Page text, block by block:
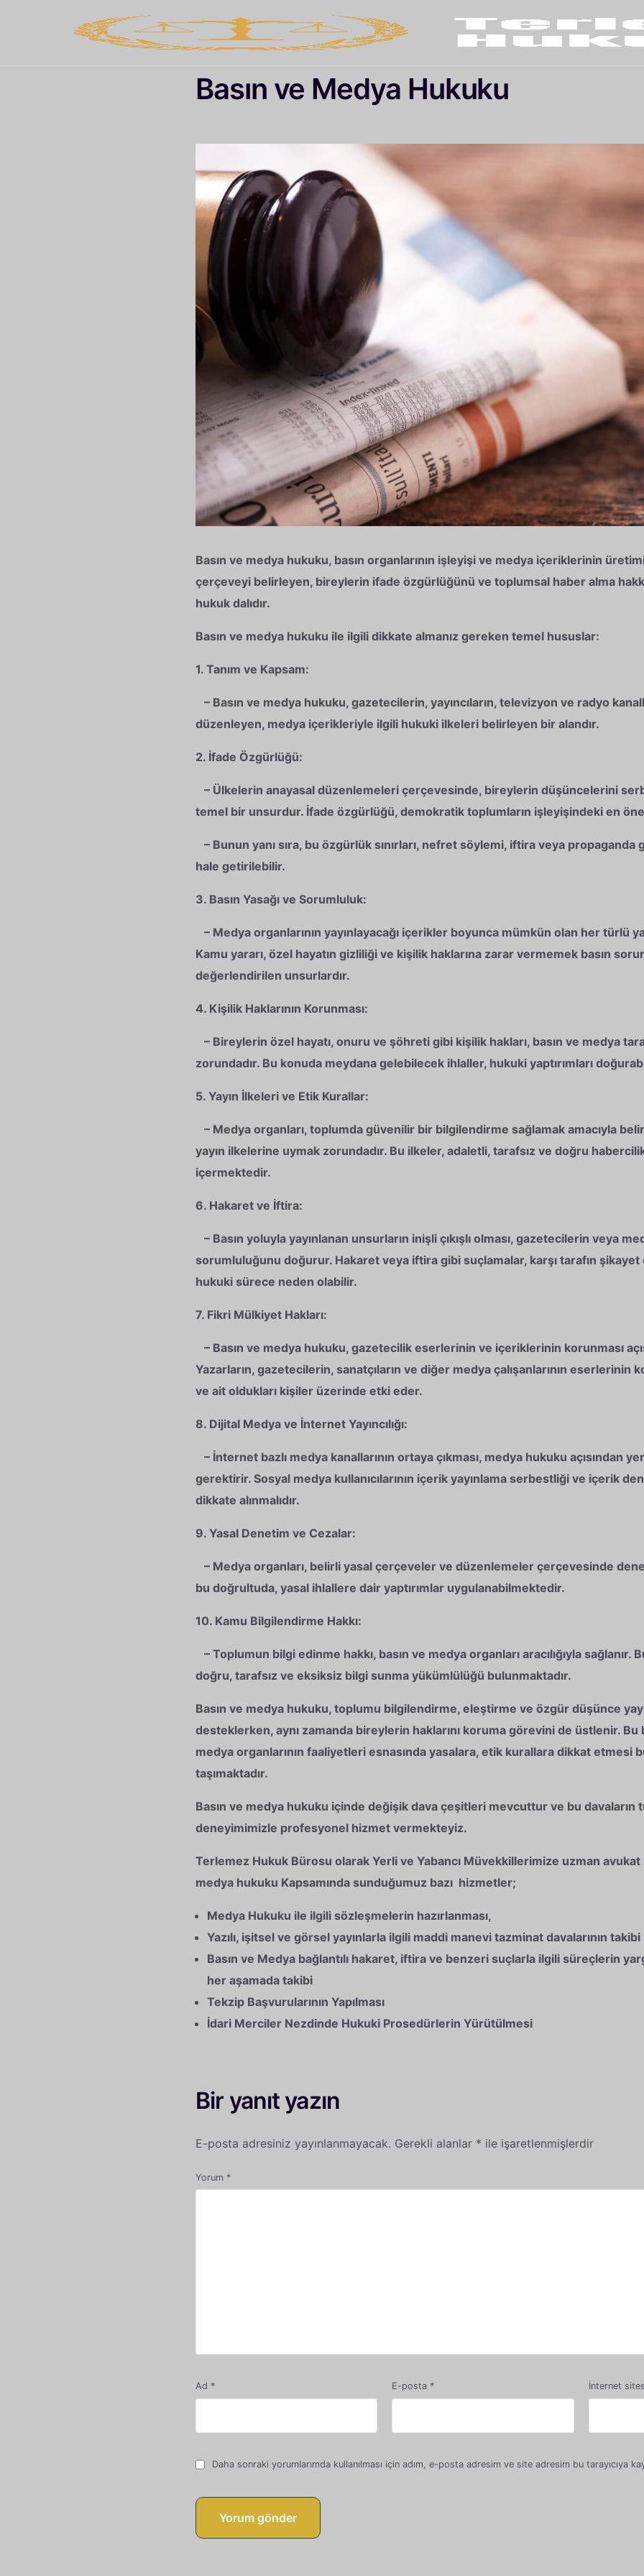
Basın ve Medya Hukuku
Basın ve medya hukuku, basın organlarının işleyişi ve medya içeriklerinin
çerçeveyi belirleyen, bireylerin ifade özgürlüğünü ve toplumsal haber alma
hukuk dalıdır.
Basın ve medya hukuku ile ilgili dikkate almanız gereken temel hususlar:
1. Tanım ve Kapsam:
– Basın ve medya hukuku, gazetecilerin, yayıncıların, televizyon ve radyo
düzenleyen, medya içerikleriyle ilgili hukuki ilkeleri belirleyen bir alandır.
2. İfade Özgürlüğü:
– Ülkelerin anayasal düzenlemeleri çerçevesinde, bireylerin düşüncelerini
temel bir unsurdur. İfade özgürlüğü, demokratik toplumların işleyişindeki en
– Bunun yanı sıra, bu özgürlük sınırları, nefret söylemi, iftira veya propaganda
hale getirilebilir.
3. Basın Yasağı ve Sorumluluk:
– Medya organlarının yayınlayacağı içerikler boyunca mümkün olan her türlü
Kamu yararı, özel hayatın gizliliği ve kişilik haklarına zarar vermemek basın
değerlendirilen unsurlardır.
4. Kişilik Haklarının Korunması:
– Bireylerin özel hayatı, onuru ve şöhreti gibi kişilik hakları, basın ve medya
zorundadır. Bu konuda meydana gelebilecek ihlaller, hukuki yaptırımları
5. Yayın İlkeleri ve Etik Kurallar:
– Medya organları, toplumda güvenilir bir bilgilendirme sağlamak amacıyla
yayın ilkelerine uymak zorundadır. Bu ilkeler, adaletli, tarafsız ve doğru
içermektedir.
6. Hakaret ve İftira:
– Basın yoluyla yayınlanan unsurların inişli çıkışlı olması, gazetecilerin veya
sorumluluğunu doğurur. Hakaret veya iftira gibi suçlamalar, karşı tarafın
hukuki sürece neden olabilir.
7. Fikri Mülkiyet Hakları:
– Basın ve medya hukuku, gazetecilik eserlerinin ve içeriklerinin korunması
Yazarların, gazetecilerin, sanatçıların ve diğer medya çalışanlarının eserlerinin
ve ait oldukları kişiler üzerinde etki eder.
8. Dijital Medya ve İnternet Yayıncılığı:
– İnternet bazlı medya kanallarının ortaya çıkması, medya hukuku açısından
gerektirir. Sosyal medya kullanıcılarının içerik yayınlama serbestliği ve içerik
dikkate alınmalıdır.
9. Yasal Denetim ve Cezalar:
– Medya organları, belirli yasal çerçeveler ve düzenlemeler çerçevesinde
bu doğrultuda, yasal ihlallere dair yaptırımlar uygulanabilmektedir.
10. Kamu Bilgilendirme Hakkı:
– Toplumun bilgi edinme hakkı, basın ve medya organları aracılığıyla sağlanır.
doğru, tarafsız ve eksiksiz bilgi sunma yükümlülüğü bulunmaktadır.
Basın ve medya hukuku, toplumu bilgilendirme, eleştirme ve özgür düşünce
desteklerken, aynı zamanda bireylerin haklarını koruma görevini de üstlenir. Bu
medya organlarının faaliyetleri esnasında yasalara, etik kurallara dikkat etmesi
taşımaktadır.
Basın ve medya hukuku içinde değişik dava çeşitleri mevcuttur ve bu davaların
deneyimimizle profesyonel hizmet vermekteyiz.
Terlemez Hukuk Bürosu olarak Yerli ve Yabancı Müvekkillerimize uzman avukat
medya hukuku Kapsamında sunduğumuz bazı hizmetler;
Medya Hukuku ile ilgili sözleşmelerin hazırlanması,
Yazılı, işitsel ve görsel yayınlarla ilgili maddi manevi tazminat davalarının takibi
Basın ve Medya bağlantılı hakaret, iftira ve benzeri suçlarla ilgili süreçlerin
her aşamada takibi
Tekzip Başvurularının Yapılması
İdari Merciler Nezdinde Hukuki Prosedürlerin Yürütülmesi
Bir yanıt yazın
E-posta adresiniz yayınlanmayacak. Gerekli alanlar * ile işaretlenmişlerdir
Yorum *
Ad * E-posta * İnternet
Daha sonraki yorumlarımda kullanılması için adım, e-posta adresim ve site adresim bu tarayıcıya